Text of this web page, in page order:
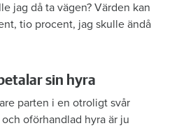
jag då ta vägen? Värden kan
tio ­procent, jag skulle ändå
sin hyra
parten i en otroligt svår
oförhandlad hyra är ju